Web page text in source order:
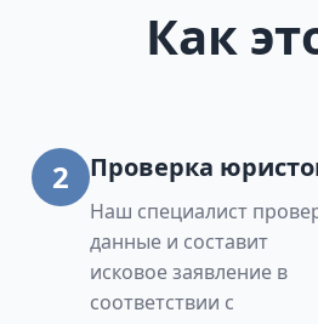
Как
2 Проверка
Наш специалист
данные и составит
исковое заявление в
соответствии с